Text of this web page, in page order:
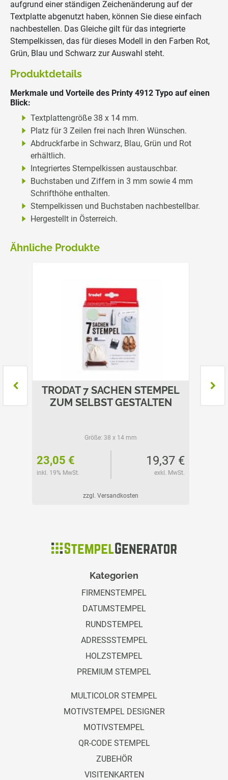
aufgrund einer ständigen Zeichenänderung auf der
Textplatte abgenutzt haben, können Sie diese einfach
nachbestellen. Das Gleiche gilt für das integrierte
Stempelkissen, das für dieses Modell in den Farben Rot,
Grün, Blau und Schwarz zur Auswahl steht.
Produktdetails
Merkmale und Vorteile des Printy 4912 Typo auf einen
Blick:
Textplattengröße 38 x 14 mm.
Platz für 3 Zeilen frei nach Ihren Wünschen.
Abdruckfarbe in Schwarz, Blau, Grün und Rot
erhältlich.
Integriertes Stempelkissen austauschbar.
Buchstaben und Ziffern in 3 mm sowie 4 mm
Schrifthöhe enthalten.
Stempelkissen und Buchstaben nachbestellbar.
Hergestellt in Österreich.
Ähnliche Produkte
TRODAT 7 SACHEN STEMPEL
ZUM SELBST GESTALTEN
Größe: 38 x 14 mm
23,05 €
inkl. 19% MwSt.
19,37 €
exkl. MwSt.
zzgl. Versandkosten
Kategorien
FIRMENSTEMPEL
DATUMSTEMPEL
RUNDSTEMPEL
ADRESSSTEMPEL
HOLZSTEMPEL
PREMIUM STEMPEL
MULTICOLOR STEMPEL
MOTIVSTEMPEL DESIGNER
MOTIVSTEMPEL
QR-CODE STEMPEL
ZUBEHÖR
VISITENKARTEN